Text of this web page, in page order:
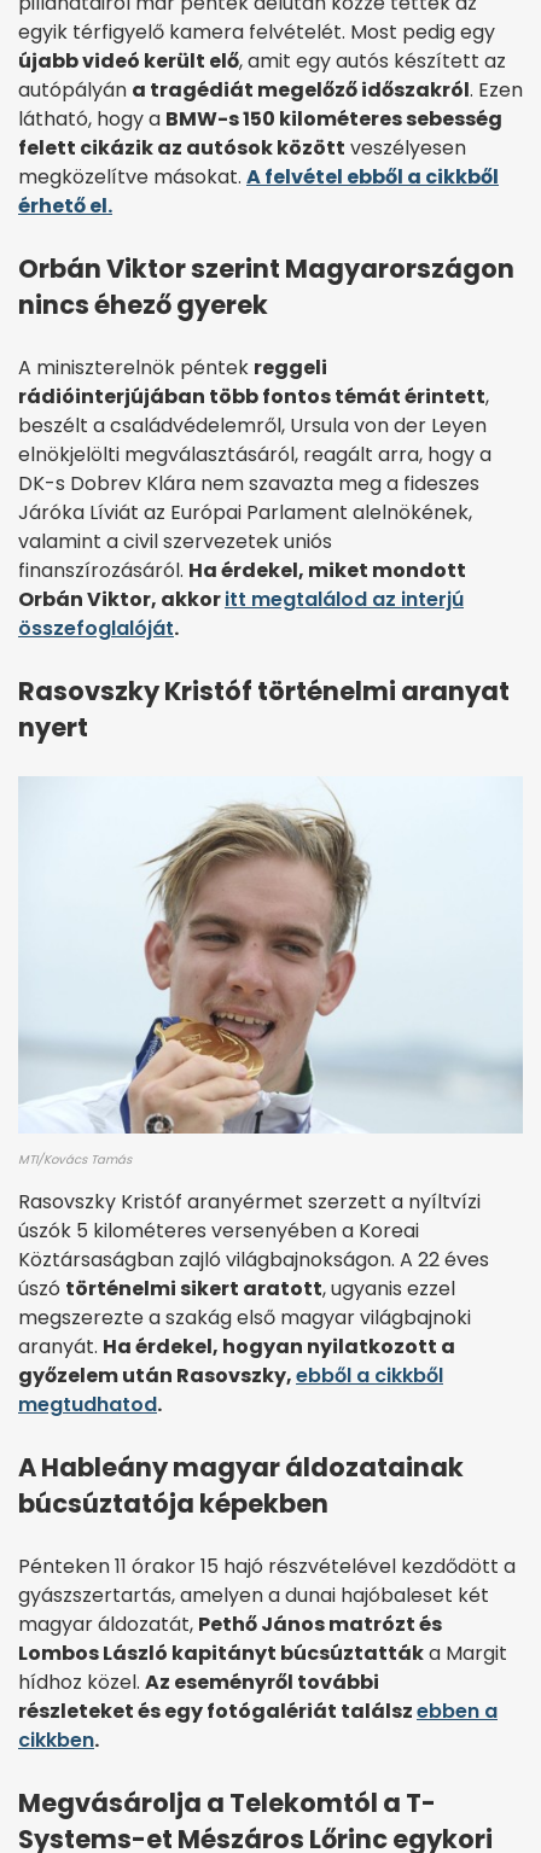
egyik térfigyelő kamera felvételét. Most pedig egy
újabb videó került elő, amit egy autós készített az
autópályán a tragédiát megelőző időszakról. Ezen
látható, hogy a BMW-s 150 kilométeres sebesség
felett cikázik az autósok között veszélyesen
megközelítve másokat. A felvétel ebből a cikkből
érhető el.
Orbán Viktor szerint Magyarországon
nincs éhező gyerek
A miniszterelnök péntek reggeli
rádióinterjújában több fontos témát érintett,
beszélt a családvédelemről, Ursula von der Leyen
elnökjelölti megválasztásáról, reagált arra, hogy a
DK-s Dobrev Klára nem szavazta meg a fideszes
Járóka Líviát az Európai Parlament alelnökének,
valamint a civil szervezetek uniós
finanszírozásáról. Ha érdekel, miket mondott
Orbán Viktor, akkoritt megtalálod az interjú
összefoglalóját.
Rasovszky Kristóf történelmi aranyat
nyert
MTI/Kovács Tamás
Rasovszky Kristóf aranyérmet szerzett a nyíltvízi
úszók 5 kilométeres versenyében a Koreai
Köztársaságban zajló világbajnokságon. A 22 éves
úszó történelmi sikert aratott, ugyanis ezzel
megszerezte a szakág első magyar világbajnoki
aranyát. Ha érdekel, hogyan nyilatkozott a
győzelem után Rasovszky,ebből a cikkből
megtudhatod.
A Hableány magyar áldozatainak
búcsúztatója képekben
Pénteken 11 órakor 15 hajó részvételével kezdődött a
gyászszertartás, amelyen a dunai hajóbaleset két
magyar áldozatát, Pethő János matrózt és
Lombos László kapitányt búcsúztattáka Margit
hídhoz közel. Az eseményről további
részleteket és egy fotógalériát találszebben a
cikkben.
Megvásárolja a Telekomtól a T-
Systems-et Mészáros Lőrinc egykori